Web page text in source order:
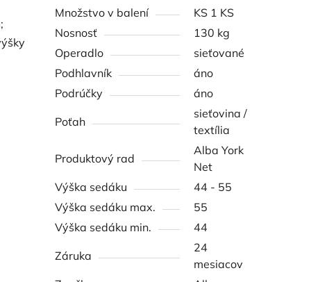
Množstvo v balení
KS 1 KS
Nosnosť
130 kg
Operadlo
sieťované
Podhlavník
áno
Podrúčky
áno
Poťah
sieťovina /
textília
Produktový rad
Alba York
Net
Výška sedáku
44 - 55
Výška sedáku max.
55
Výška sedáku min.
44
Záruka
24
mesiacov